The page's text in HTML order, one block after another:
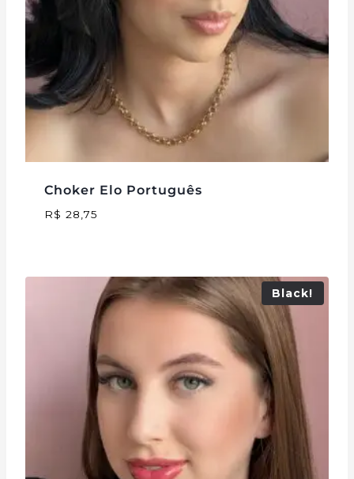
Choker Elo Português
R$ 28,75
Black!